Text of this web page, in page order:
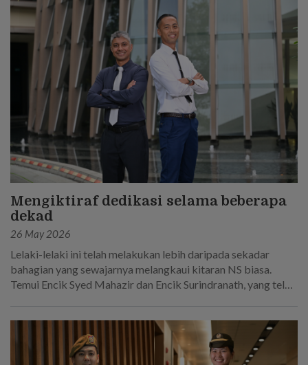
Mengiktiraf dedikasi selama beberapa
dekad
26 May 2026
Lelaki-lelaki ini telah melakukan lebih daripada sekadar
bahagian yang sewajarnya melangkaui kitaran NS biasa.
Temui Encik Syed Mahazir dan Encik Surindranath, yang telah